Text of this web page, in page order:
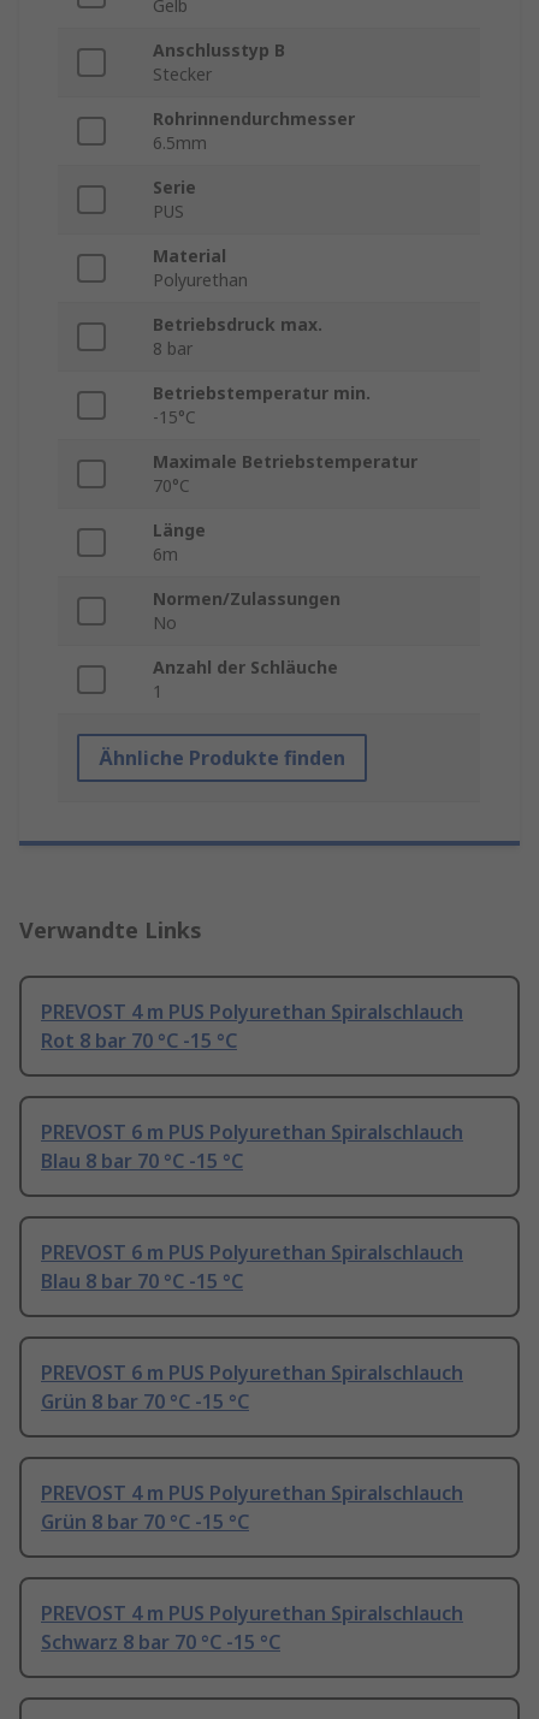
Gelb
Anschlusstyp B
Stecker
Rohrinnendurchmesser
6.5mm
Serie
PUS
Material
Polyurethan
Betriebsdruck max.
8 bar
Betriebstemperatur min.
-15°C
Maximale Betriebstemperatur
70°C
Länge
6m
Normen/Zulassungen
No
Anzahl der Schläuche
1
Ähnliche Produkte finden
Verwandte Links
PREVOST 4 m PUS Polyurethan Spiralschlauch
Rot 8 bar 70 °C -15 °C
PREVOST 6 m PUS Polyurethan Spiralschlauch
Blau 8 bar 70 °C -15 °C
PREVOST 6 m PUS Polyurethan Spiralschlauch
Blau 8 bar 70 °C -15 °C
PREVOST 6 m PUS Polyurethan Spiralschlauch
Grün 8 bar 70 °C -15 °C
PREVOST 4 m PUS Polyurethan Spiralschlauch
Grün 8 bar 70 °C -15 °C
PREVOST 4 m PUS Polyurethan Spiralschlauch
Schwarz 8 bar 70 °C -15 °C